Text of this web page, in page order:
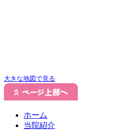
大きな地図で見る
ホーム
当院紹介